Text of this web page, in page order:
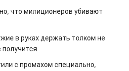
что милиционеров убивают
в руках держать толком не
с промахом специально,